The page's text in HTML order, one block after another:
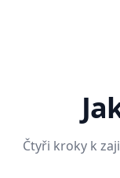
Čtyři kroky k